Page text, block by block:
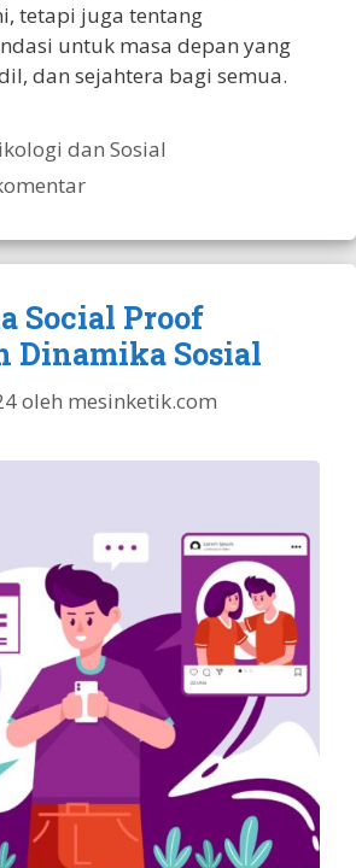
tetapi juga tentang
untuk masa depan yang
dan sejahtera bagi semua.
dan Sosial
Social Proof
Dinamika Sosial
oleh mesinketik.com